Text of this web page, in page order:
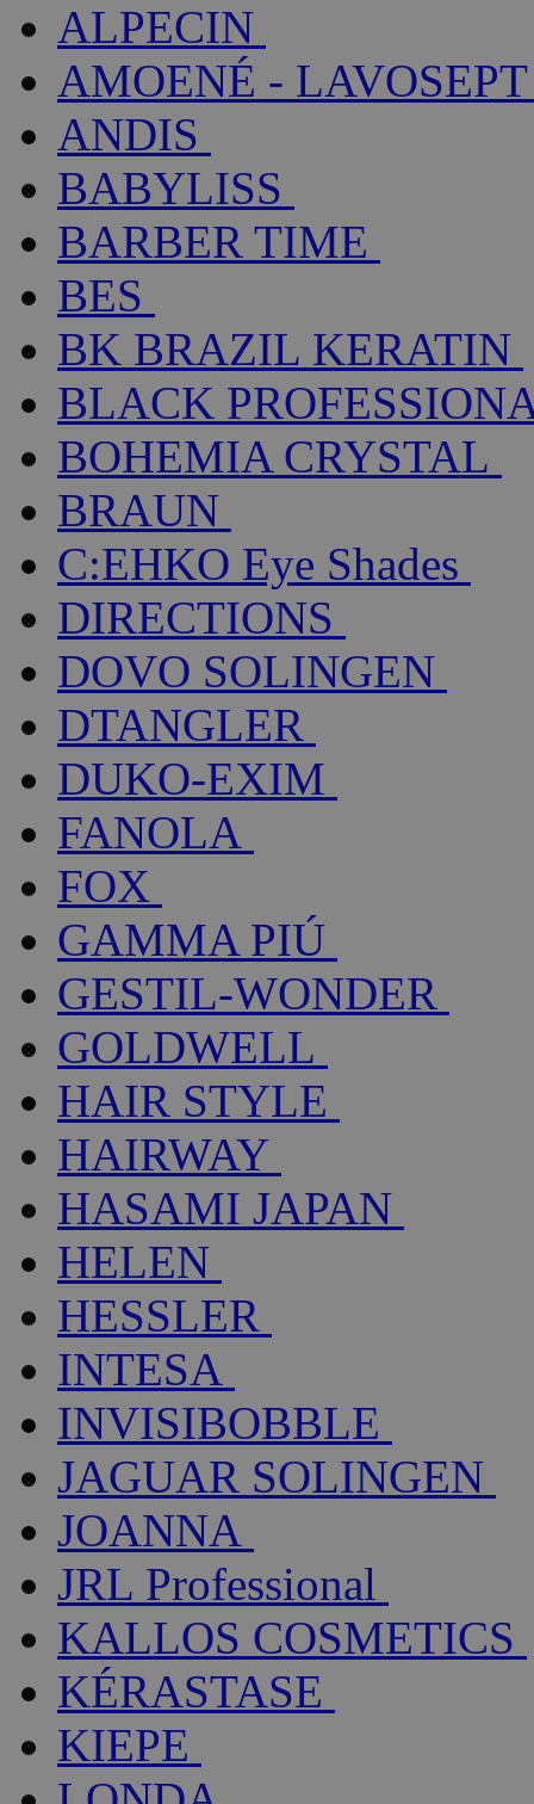
ALPECIN
AMOENÉ - LAVOSEPT
ANDIS
BABYLISS
BARBER TIME
BES
BK BRAZIL KERATIN
BLACK
BOHEMIA CRYSTAL
BRAUN
C:EHKO Eye Shades
DIRECTIONS
DOVO SOLINGEN
DTANGLER
DUKO-EXIM
FANOLA
FOX
GAMMA PIÚ
GESTIL-WONDER
GOLDWELL
HAIR STYLE
HAIRWAY
HASAMI JAPAN
HELEN
HESSLER
INTESA
INVISIBOBBLE
JAGUAR SOLINGEN
JOANNA
JRL Professional
KALLOS COSMETICS
KÉRASTASE
KIEPE